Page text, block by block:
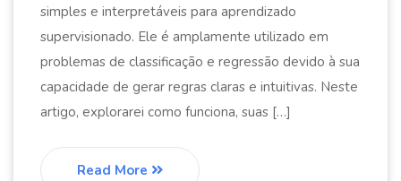
simples e interpretáveis para aprendizado
supervisionado. Ele é amplamente utilizado em
problemas de classificação e regressão devido à sua
capacidade de gerar regras claras e intuitivas. Neste
artigo, explorarei como funciona, suas […]
Read More